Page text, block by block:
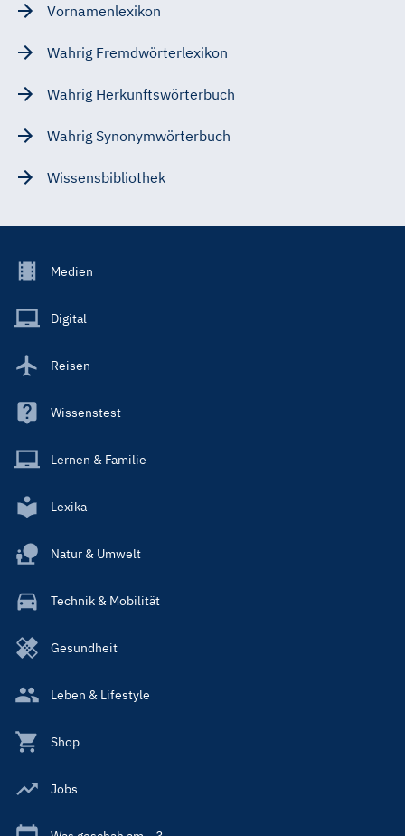
Vornamenlexikon
Wahrig Fremdwörterlexikon
Wahrig Herkunftswörterbuch
Wahrig Synonymwörterbuch
Wissensbibliothek
Footer
Main
Medien
Digital
Reisen
Wissenstest
Lernen & Familie
Lexika
Natur & Umwelt
Technik & Mobilität
Gesundheit
Leben & Lifestyle
Shop
Jobs